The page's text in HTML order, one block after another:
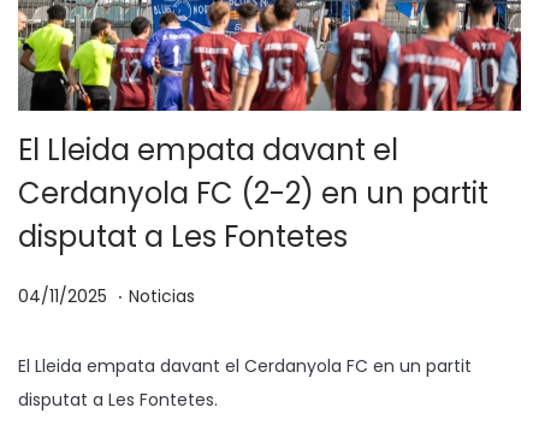
El Lleida empata davant el
Cerdanyola FC (2-2) en un partit
disputat a Les Fontetes
P
b
l
04/11/2025 0
/
1
. P
b
l
Noticias
El Lleida empata davant el Cerdanyola FC en un partit
disputat a Les Fontetes.